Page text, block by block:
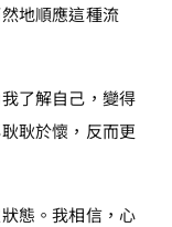
地順應這種流
了解自己，變得
耿於懷，反而更
態。我相信，心